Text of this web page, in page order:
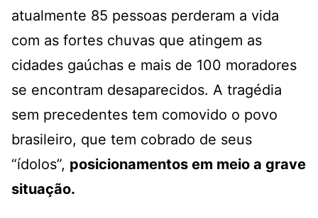
atualmente 85 pessoas perderam a vida
com as fortes chuvas que atingem as
cidades gaúchas e mais de 100 moradores
se encontram desaparecidos. A tragédia
sem precedentes tem comovido o povo
brasileiro, que tem cobrado de seus
“ídolos”, posicionamentos em meio a grave
situação.